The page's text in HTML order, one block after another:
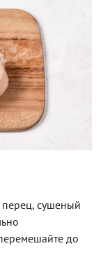
перец, сушеный
до